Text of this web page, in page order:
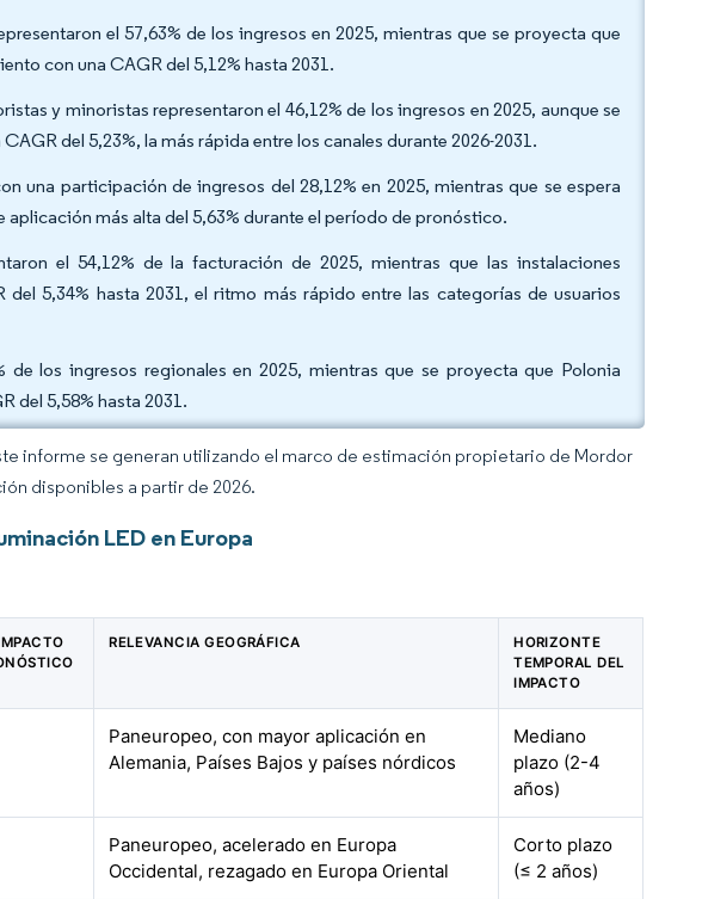
el 57,63% de los ingresos en 2025, mientras que se proyecta que
con una CAGR del 5,12% hasta 2031.
y minoristas representaron el 46,12% de los ingresos en 2025, aunque se
del 5,23%, la más rápida entre los canales durante 2026-2031.
una participación de ingresos del 28,12% en 2025, mientras que se espera
más alta del 5,63% durante el período de pronóstico.
el 54,12% de la facturación de 2025, mientras que las instalaciones
5,34% hasta 2031, el ritmo más rápido entre las categorías de usuarios
los ingresos regionales en 2025, mientras que se proyecta que Polonia
del 5,58% hasta 2031.
informe se generan utilizando el marco de estimación propietario de Mordor
disponibles a partir de 2026.
LED en Europa
RELEVANCIA GEOGRÁFICA
HORIZONTE
TEMPORAL DEL
IMPACTO
Paneuropeo, con mayor aplicación en
Alemania, Países Bajos y países nórdicos
Mediano
plazo (2-4
años)
Paneuropeo, acelerado en Europa
Occidental, rezagado en Europa Oriental
Corto plazo
(≤ 2 años)